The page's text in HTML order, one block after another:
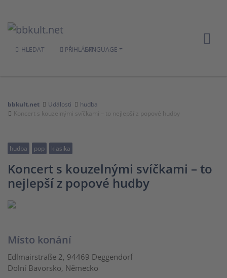
HLEDAT PŘIHLÁSITLANGUAGE
bbkult.net Události
hudba
Koncert s kouzelnými svíčkami – to nejlepší z popové hudby
hudba pop klasika
Koncert s kouzelnými svíčkami – to
nejlepší z popové hudby
Místo konání
Edlmairstraße 2, 94469 Deggendorf
Dolní Bavorsko, Německo